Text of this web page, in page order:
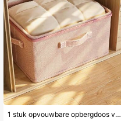
1 stuk opvouwbare opbergdoos van stof met grote capaciteit, deksel en handvat - duurzame, inklapbare opbergbak voor kleding, speelgoed, foto's - geschikt voor garderobe, slaapkamer, thuisgebruik, housewarming cadeau